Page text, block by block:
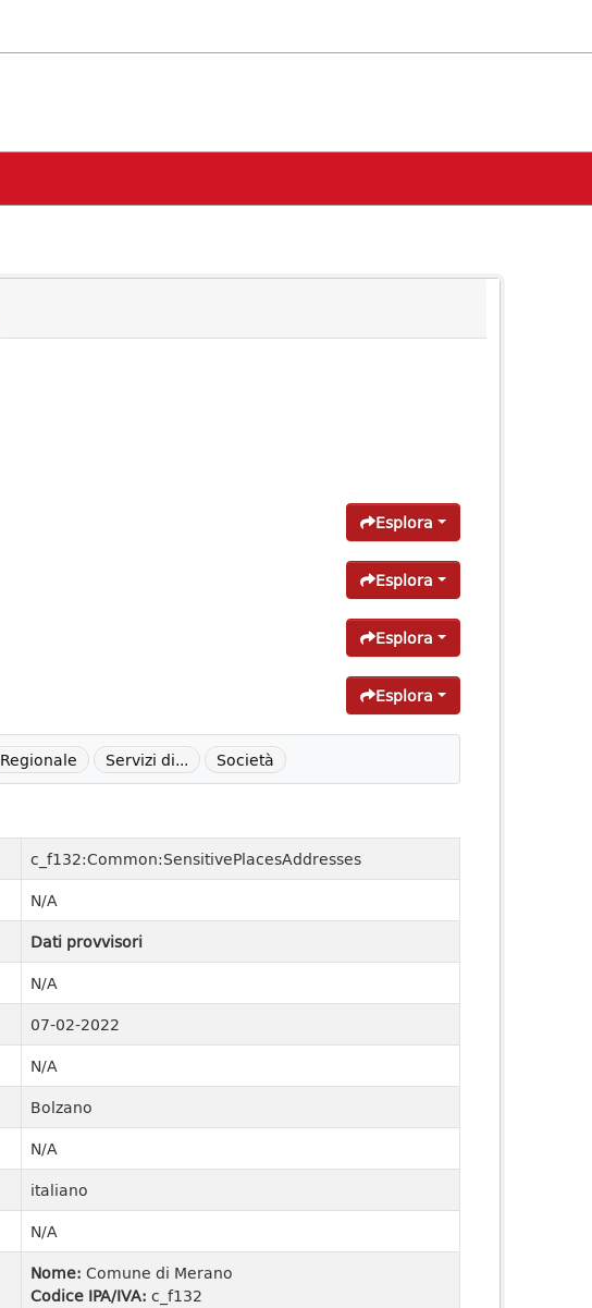
Esplora
Esplora
Esplora
Esplora
Regionale Servizi di... Società
c_f132:Common:SensitivePlacesAddresses
N/A
Dati provvisori
N/A
07-02-2022
N/A
Bolzano
N/A
italiano
N/A
Nome: Comune di Merano
Codice IPA/IVA: c_f132